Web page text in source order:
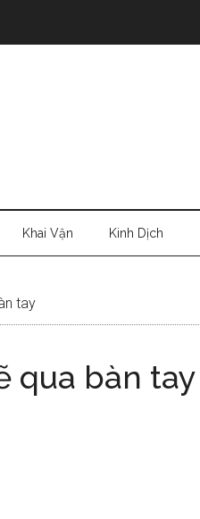
Khai Vận Kinh Dịch
tay
qua bàn tay